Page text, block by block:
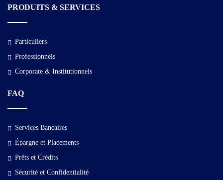
PRODUITS & SERVICES
Particuliers
Professionnels
Corporate & Institutionnels
FAQ
Services Bancaires
Épargne et Placements
Prêts et Crédits
Sécurité et Confidentialité